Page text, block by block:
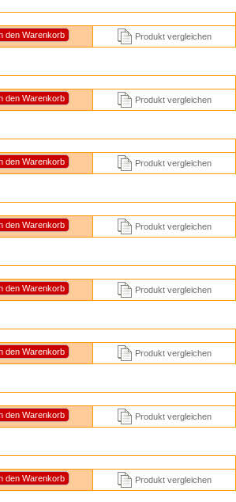
Produkt vergleichen
Produkt vergleichen
Produkt vergleichen
Produkt vergleichen
Produkt vergleichen
Produkt vergleichen
Produkt vergleichen
Produkt vergleichen